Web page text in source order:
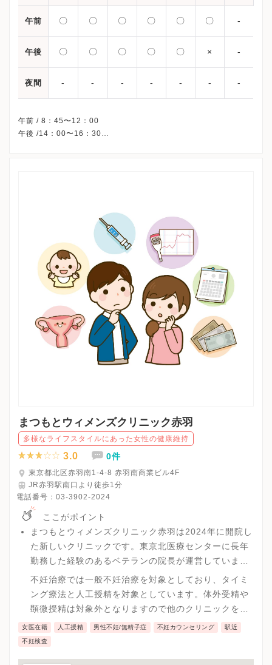
午前 〇 〇 〇 〇 〇 〇 -
午後 〇 〇 〇 〇 〇 × -
夜間 - - - - - - -
午前 / 8：45〜12：00
午後 /14：00〜16：30
まつもとウィメンズクリニック赤羽
多様なライフスタイルにあった女性の健康維持
3.0 0件
東京都北区赤羽南1-4-8 赤羽南商業ビル4F
JR赤羽駅南口より徒歩1分
電話番号： 03-3902-2024
ここがポイント
まつもとウィメンズクリニック赤羽は2024年に開院し
た新しいクリニックです。東京北医療センターに長年
勤務した経験のあるベテランの院長が運営していま
す。
不妊治療では一般不妊治療を対象としており、タイミ
ング療法と人工授精を対象としています。体外受精や
顕微授精は対象外となりますので他のクリニックをご
紹介させていただきます。
女医在籍 人工授精 男性不妊/無精子症 不妊カウンセリング 駅近
不妊検査